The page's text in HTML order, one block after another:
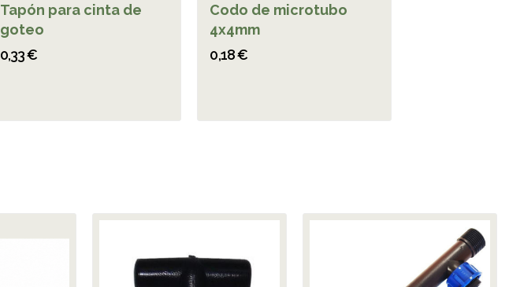
Tapón para cinta de
goteo
0,33 €
Codo de microtubo
4x4mm
0,18 €